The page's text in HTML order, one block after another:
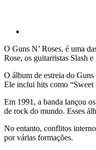
O Guns N’ Roses, é uma
Rose, os guitarristas Slash
O álbum de estreia do
Ele inclui hits como “Sweet
Em 1991, a banda lançou
de rock do mundo. Esses
No entanto, conflitos
por várias formações.